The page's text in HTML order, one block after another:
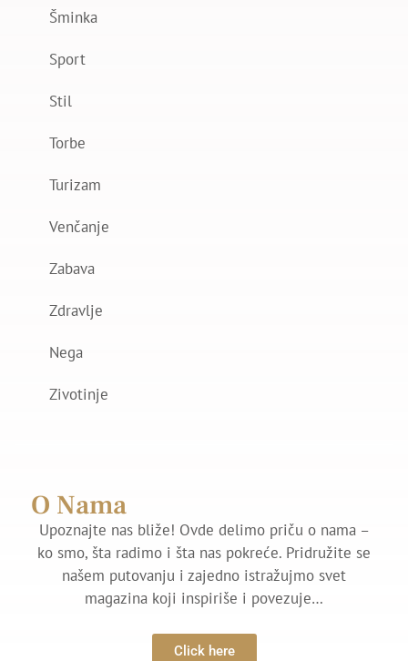
Šminka
Sport
Stil
Torbe
Turizam
Venčanje
Zabava
Zdravlje
Nega
Zivotinje
O Nama
Upoznajte nas bliže! Ovde delimo priču o nama –
ko smo, šta radimo i šta nas pokreće. Pridružite se
našem putovanju i zajedno istražujmo svet
magazina koji inspiriše i povezuje…
Click here